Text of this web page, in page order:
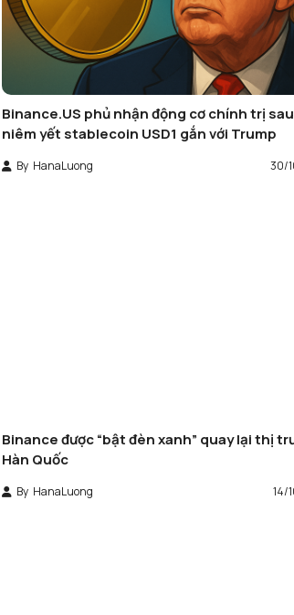
Binance.US phủ nhận động cơ chính trị
niêm yết stablecoin USD1 gắn với Trump
By HanaLuong 30/
Binance được “bật đèn xanh” quay lại thị
Hàn Quốc
By HanaLuong 14/